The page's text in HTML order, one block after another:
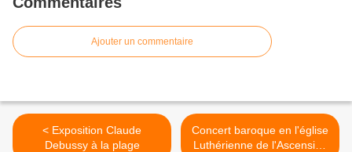
Ajouter un commentaire
< Exposition Claude
Debussy à la plage
Concert baroque en l'église
Luthérienne de l'Ascension